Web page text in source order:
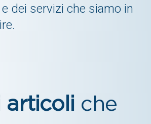
dei servizi che siamo in
articoli che